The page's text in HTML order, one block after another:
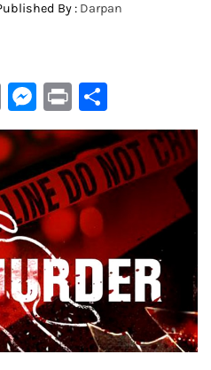
By : Darpan
Copy
Link
Messenger
Print